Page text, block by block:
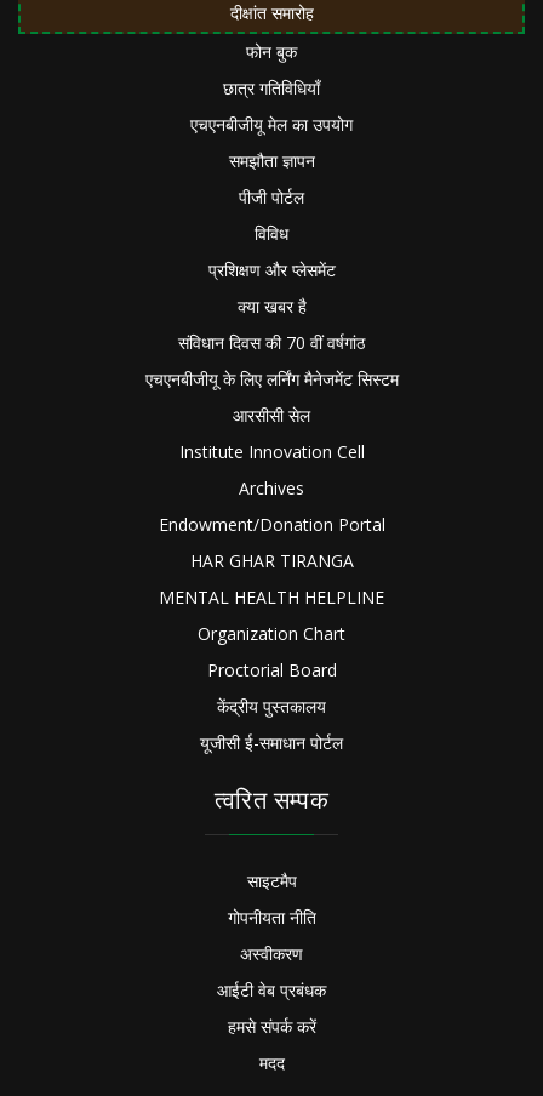
दीक्षांत समारोह
फोन बुक
छात्र गतिविधियाँ
एचएनबीजीयू मेल का उपयोग
समझौता ज्ञापन
पीजी पोर्टल
विविध
प्रशिक्षण और प्लेसमेंट
क्या खबर है
संविधान दिवस की 70 वीं वर्षगांठ
एचएनबीजीयू के लिए लर्निंग मैनेजमेंट सिस्टम
आरसीसी सेल
Institute Innovation Cell
Archives
Endowment/Donation Portal
HAR GHAR TIRANGA
MENTAL HEALTH HELPLINE
Organization Chart
Proctorial Board
केंद्रीय पुस्तकालय
यूजीसी ई-समाधान पोर्टल
त्वरित सम्पक
साइटमैप
गोपनीयता नीति
अस्वीकरण
आईटी वेब प्रबंधक
हमसे संपर्क करें
मदद